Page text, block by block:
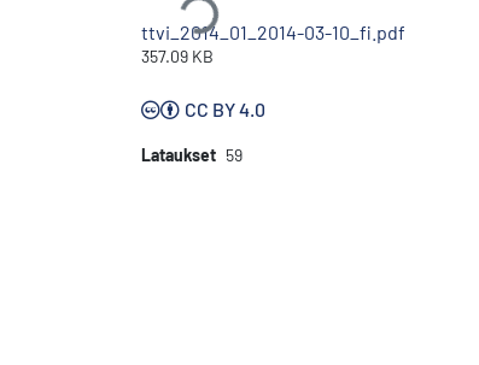
ttvi_2014_01_2014-03-10_fi.pdf
357.09 KB
CC BY 4.0
Lataukset 59